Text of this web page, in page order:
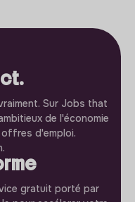
Sur Jobs that
de l'économie
d'emploi.
gratuit porté par